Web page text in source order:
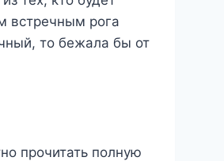
встречным рога
то бежала бы от
прочитать полную